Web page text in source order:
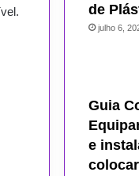
de
julho 6,
Guia
e